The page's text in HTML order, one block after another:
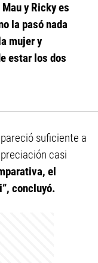
Mau y Ricky es
la pasó nada
mujer y
estar los dos
suficiente a
casi
el
concluyó.